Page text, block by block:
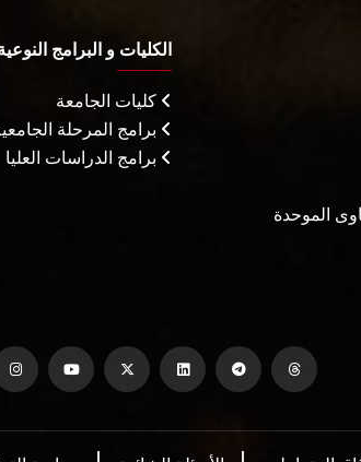
الموحدة
الكليات و البرامج
كليات الجامعة
برامج المرحلة
برامج الدراسات العليا